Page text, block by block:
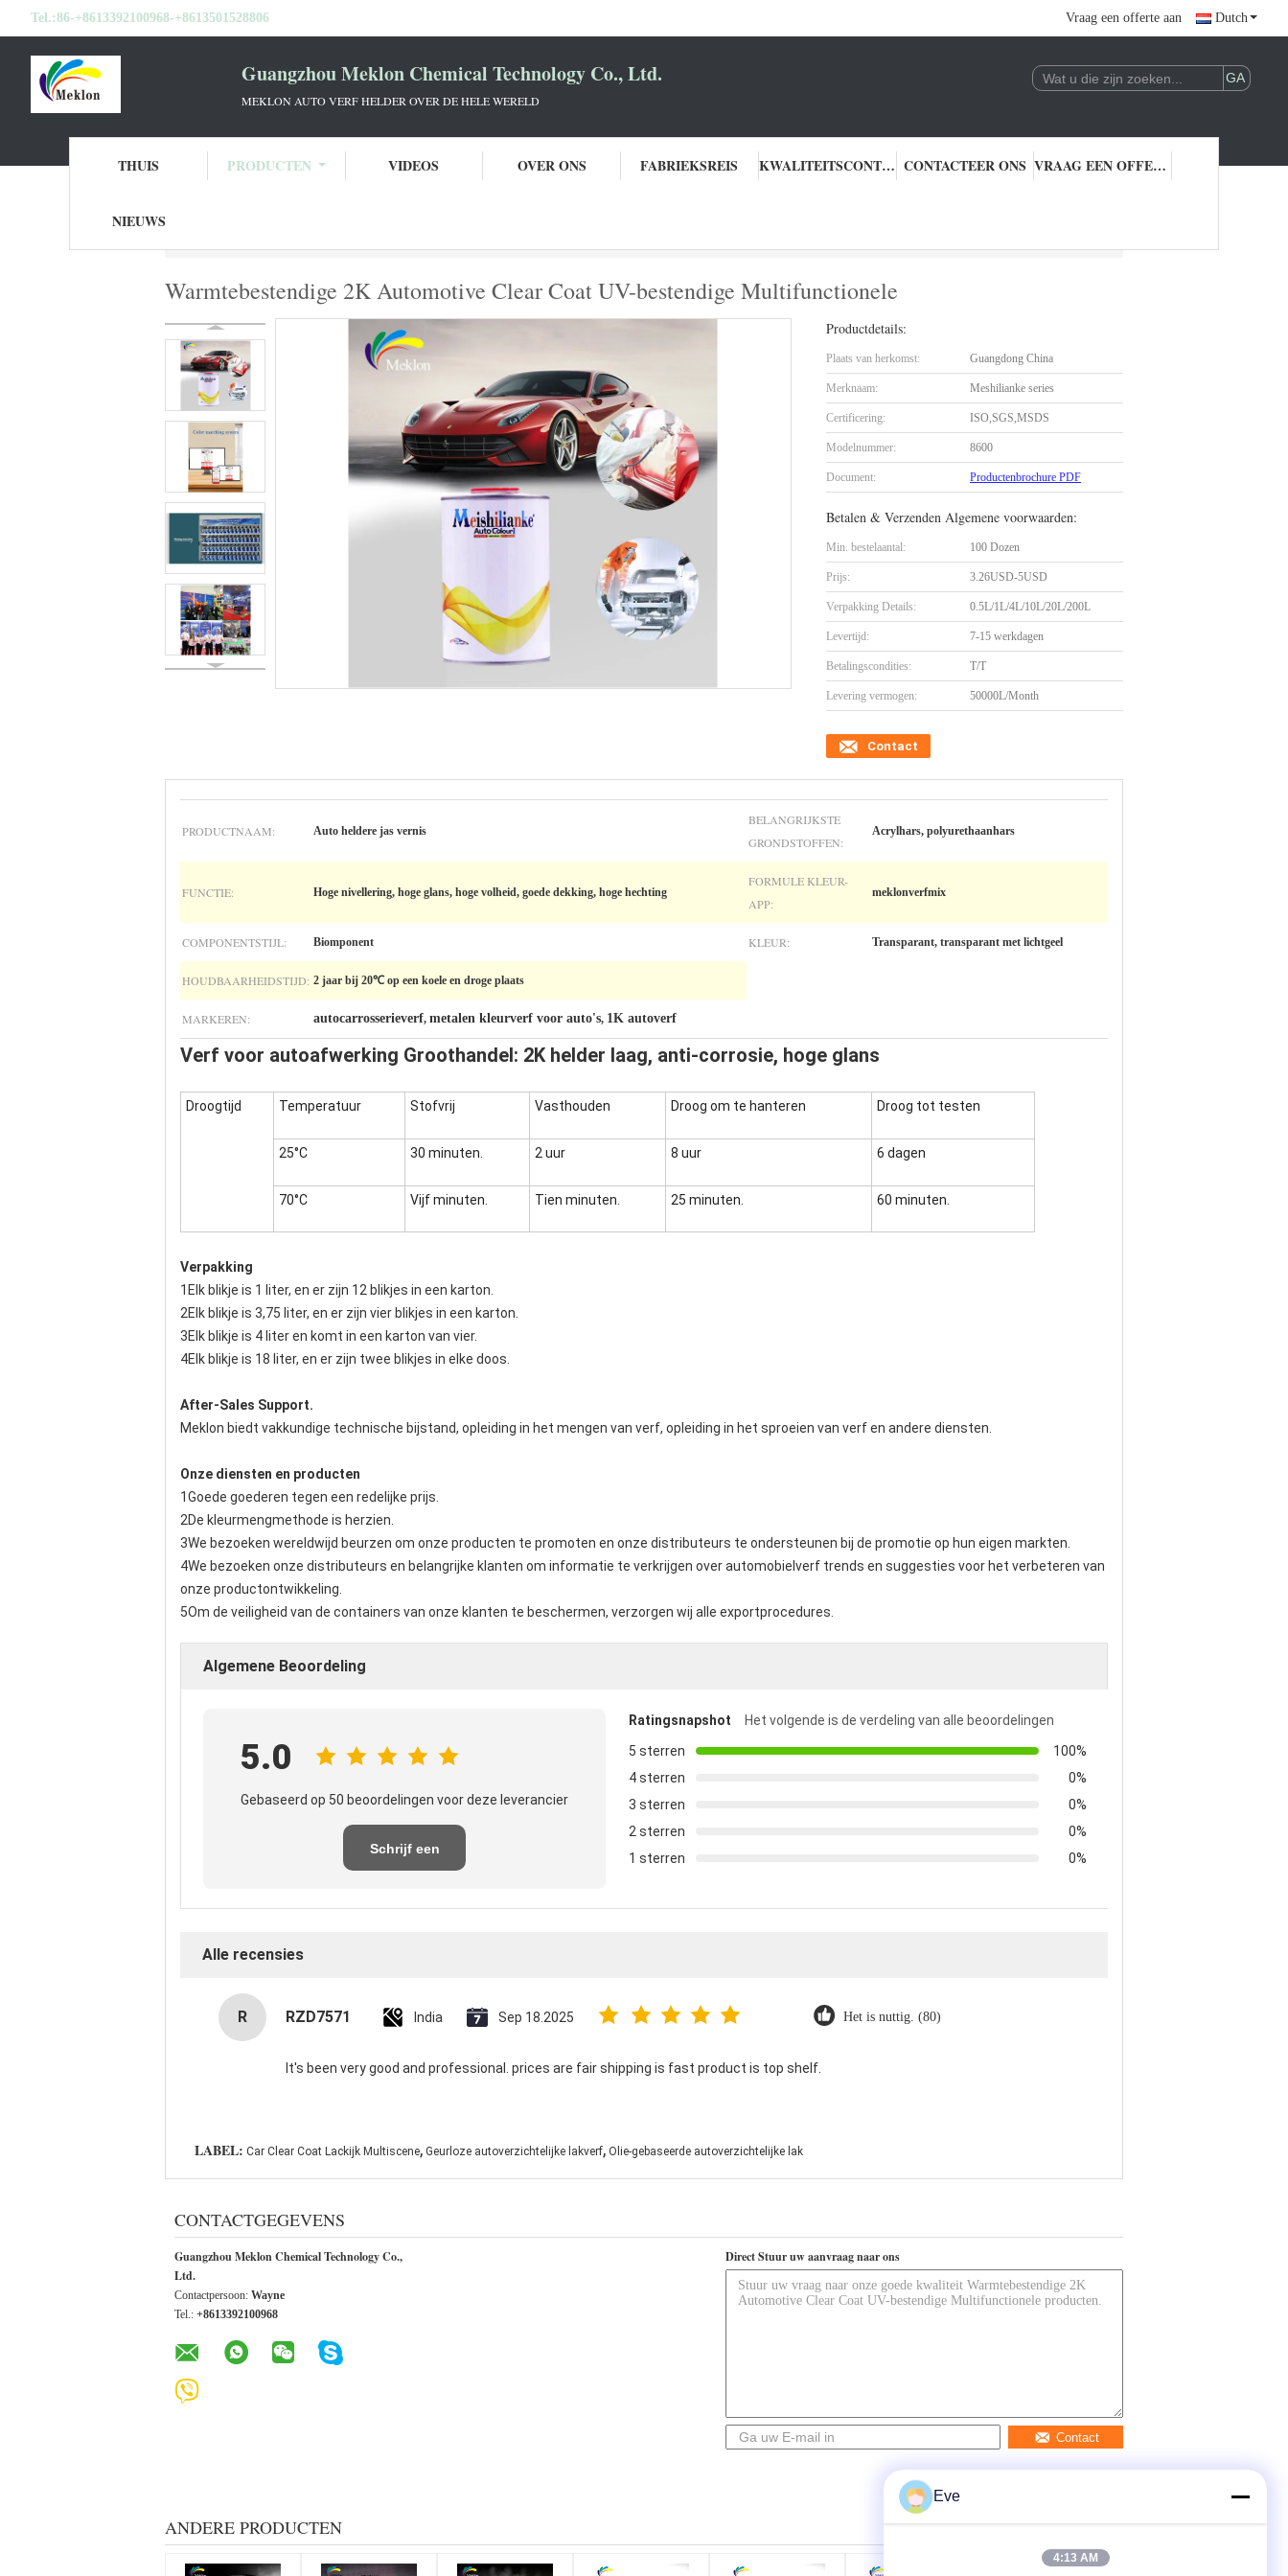
Tel.:86-+8613392100968-+8613501528806 Vraag een offerte aan Dutch
Guangzhou Meklon Chemical Technology Co., Ltd.
MEKLON AUTO VERF HELDER OVER DE HELE WERELD
THUIS PRODUCTEN VIDEOS OVER ONS FABRIEKSREIS KWALITEITSCONTROLE CONTACTEER ONS VRAAG EEN OFFERTE AAN
NIEUWS
Warmtebestendige 2K Automotive Clear Coat UV-bestendige Multifunctionele
Productdetails:
Plaats van herkomst: Guangdong China
Merknaam: Meshilianke series
Certificering: ISO,SGS,MSDS
Modelnummer: 8600
Document: Productenbrochure PDF
Betalen & Verzenden Algemene voorwaarden:
Min. bestelaantal: 100 Dozen
Prijs: 3.26USD-5USD
Verpakking Details: 0.5L/1L/4L/10L/20L/200L
Levertijd: 7-15 werkdagen
Betalingscondities: T/T
Levering vermogen: 50000L/Month
Contact
PRODUCTNAAM: Auto heldere jas vernis
BELANGRIJKSTE
GRONDSTOFFEN:
Acrylhars, polyurethaanhars
FUNCTIE: Hoge nivellering, hoge glans, hoge volheid, goede dekking, hoge hechting
FORMULE KLEUR-
APP:
meklonverfmix
COMPONENTSTIJL: Biomponent KLEUR: Transparant, transparant met lichtgeel
HOUDBAARHEIDSTIJD: 2 jaar bij 20℃ op een koele en droge plaats
MARKEREN: autocarrosserieverf, metalen kleurverf voor auto's, 1K autoverf
Verf voor autoafwerking Groothandel: 2K helder laag, anti-corrosie, hoge glans
Droogtijd Temperatuur Stofvrij Vasthouden Droog om te hanteren Droog tot testen
25°C 30 minuten. 2 uur 8 uur 6 dagen
70°C Vijf minuten. Tien minuten. 25 minuten. 60 minuten.
Verpakking
1Elk blikje is 1 liter, en er zijn 12 blikjes in een karton.
2Elk blikje is 3,75 liter, en er zijn vier blikjes in een karton.
3Elk blikje is 4 liter en komt in een karton van vier.
4Elk blikje is 18 liter, en er zijn twee blikjes in elke doos.
After-Sales Support.
Meklon biedt vakkundige technische bijstand, opleiding in het mengen van verf, opleiding in het sproeien van verf en andere diensten.
Onze diensten en producten
1Goede goederen tegen een redelijke prijs.
2De kleurmengmethode is herzien.
3We bezoeken wereldwijd beurzen om onze producten te promoten en onze distributeurs te ondersteunen bij de promotie op hun eigen markten.
4We bezoeken onze distributeurs en belangrijke klanten om informatie te verkrijgen over automobielverf trends en suggesties voor het verbeteren van
onze productontwikkeling.
5Om de veiligheid van de containers van onze klanten te beschermen, verzorgen wij alle exportprocedures.
Algemene Beoordeling
5.0
Gebaseerd op 50 beoordelingen voor deze leverancier
Schrijf een
Ratingsnapshot
Het volgende is de verdeling van alle beoordelingen
5 sterren
100%
4 sterren
0%
3 sterren
0%
2 sterren
0%
1 sterren
0%
Alle recensies
R RZD7571 India Sep 18.2025 Het is nuttig. (80)
It's been very good and professional. prices are fair shipping is fast product is top shelf.
LABEL: Car Clear Coat Lackijk Multiscene, Geurloze autoverzichtelijke lakverf, Olie-gebaseerde autoverzichtelijke lak
CONTACTGEGEVENS
Guangzhou Meklon Chemical Technology Co.,
Ltd.
Contactpersoon: Wayne
Tel.: +8613392100968
Direct Stuur uw aanvraag naar ons
Contact
ANDERE PRODUCTEN
Eve
4:13 AM